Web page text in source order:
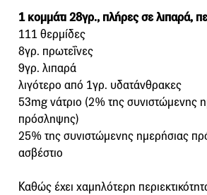
1 κομμάτι 28γρ., πλήρες σε λιπαρά,
111 θερμίδες
8γρ. πρωτεΐνες
9γρ. λιπαρά
λιγότερο από 1γρ. υδατάνθρακες
53mg νάτριο (2% της συνιστώμενης
πρόσληψης)
25% της συνιστώμενης ημερήσιας
ασβέστιο
Καθώς έχει χαμηλότερη